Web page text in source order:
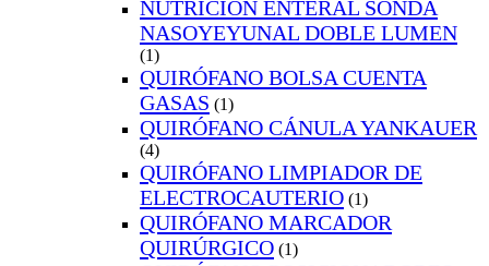
NUTRICIÓN ENTERAL SONDA
NASOYEYUNAL DOBLE LUMEN
(1)
QUIRÓFANO BOLSA CUENTA
GASAS (1)
QUIRÓFANO CÁNULA YANKAUER
(4)
QUIRÓFANO LIMPIADOR DE
ELECTROCAUTERIO (1)
QUIRÓFANO MARCADOR
QUIRÚRGICO (1)